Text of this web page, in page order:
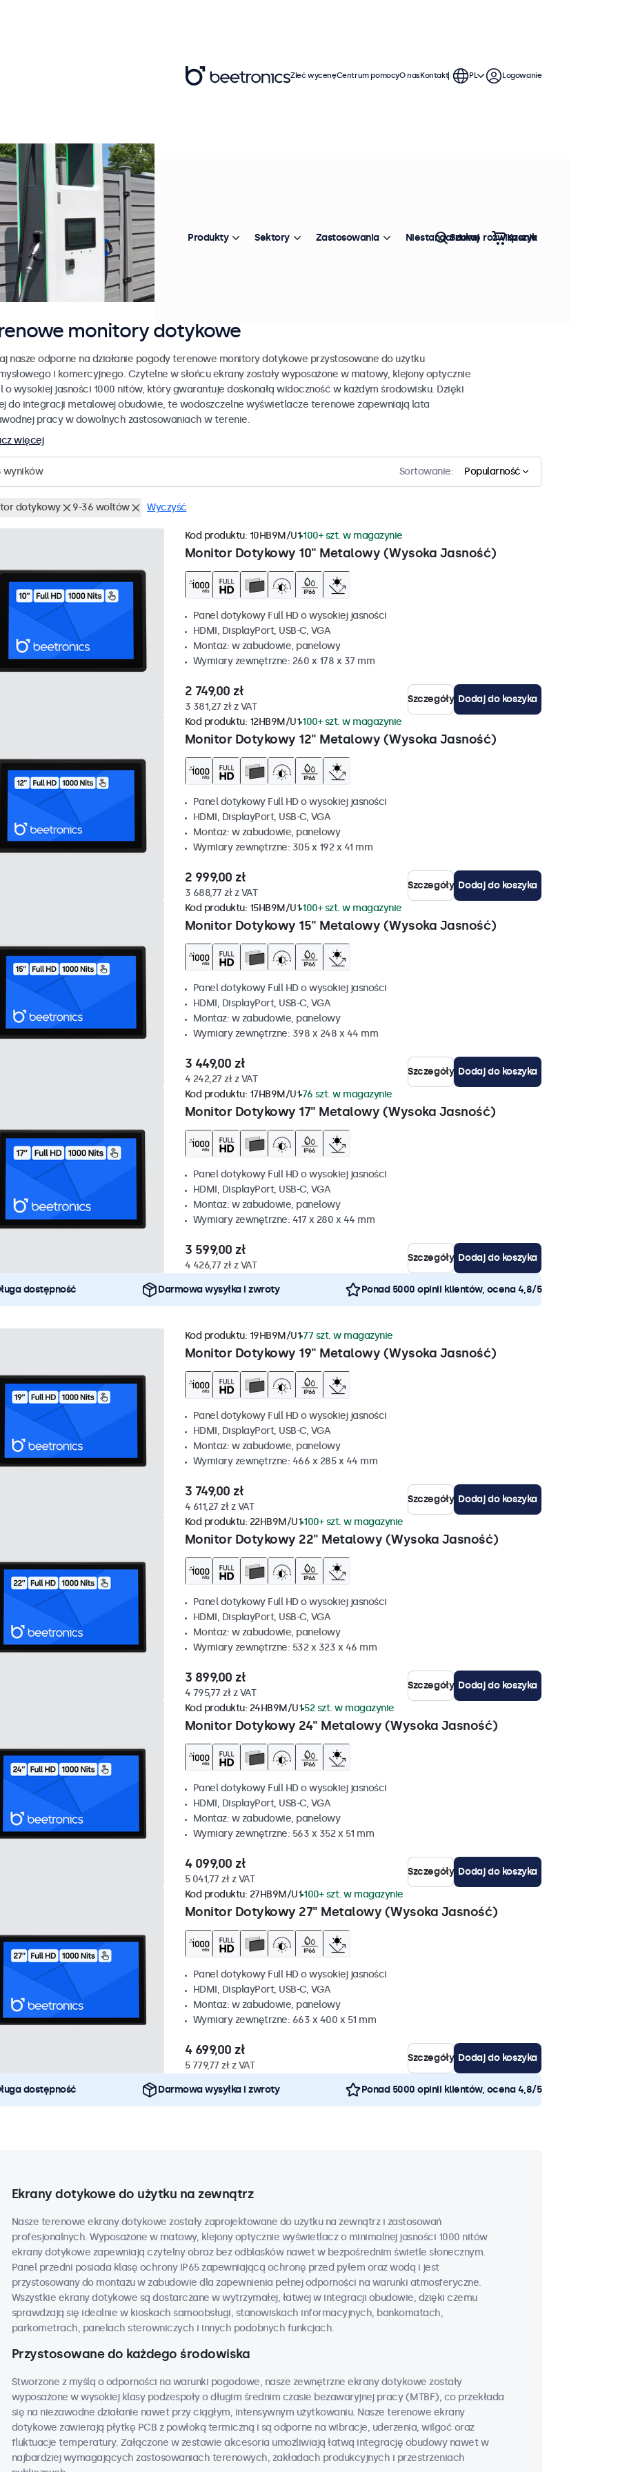
monitory dotykowe
nasze odporne na działanie pogody terenowe monitory dotykowe przystosowane do użytku
i komercyjnego. Czytelne w słońcu ekrany zostały wyposażone w matowy, klejony optycznie
o wysokiej jasności 1000 nitów, który gwarantuje doskonałą widoczność w każdym środowisku. Dzięki
do integracji metalowej obudowie, te wodoszczelne wyświetlacze terenowe zapewniają lata
pracy w dowolnych zastosowaniach w terenie.
więcej
wyników Sortowanie: Popularność
dotykowy 9-36 woltów Wyczyść
Monitor Dotykowy 10" Metalowy (Wysoka Jasność)
Kod produktu: 10HB9M/U1 100+ szt. w magazynie
Panel dotykowy Full HD o wysokiej jasności
HDMI, DisplayPort, USB-C, VGA
Montaz: w zabudowie, panelowy
Wymiary zewnętrzne: 260 x 178 x 37 mm
2 749,00 zł
3 381,27 zł z VAT
Szczegóły Dodaj do koszyka
Monitor Dotykowy 12" Metalowy (Wysoka Jasność)
Kod produktu: 12HB9M/U1 100+ szt. w magazynie
Panel dotykowy Full HD o wysokiej jasności
HDMI, DisplayPort, USB-C, VGA
Montaz: w zabudowie, panelowy
Wymiary zewnętrzne: 305 x 192 x 41 mm
2 999,00 zł
3 688,77 zł z VAT
Szczegóły Dodaj do koszyka
Monitor Dotykowy 15" Metalowy (Wysoka Jasność)
Kod produktu: 15HB9M/U1 100+ szt. w magazynie
Panel dotykowy Full HD o wysokiej jasności
HDMI, DisplayPort, USB-C, VGA
Montaz: w zabudowie, panelowy
Wymiary zewnętrzne: 398 x 248 x 44 mm
3 449,00 zł
4 242,27 zł z VAT
Szczegóły Dodaj do koszyka
Monitor Dotykowy 17" Metalowy (Wysoka Jasność)
Kod produktu: 17HB9M/U176 szt. w magazynie
Panel dotykowy Full HD o wysokiej jasności
HDMI, DisplayPort, USB-C, VGA
Montaz: w zabudowie, panelowy
Wymiary zewnętrzne: 417 x 280 x 44 mm
3 599,00 zł
4 426,77 zł z VAT
Szczegóły Dodaj do koszyka
dostępność Darmowa wysyłka i zwroty Ponad 5000 opinii klientów, ocena 4,8/5
Monitor Dotykowy 19" Metalowy (Wysoka Jasność)
Kod produktu: 19HB9M/U177 szt. w magazynie
Panel dotykowy Full HD o wysokiej jasności
HDMI, DisplayPort, USB-C, VGA
Montaz: w zabudowie, panelowy
Wymiary zewnętrzne: 466 x 285 x 44 mm
3 749,00 zł
4 611,27 zł z VAT
Szczegóły Dodaj do koszyka
Monitor Dotykowy 22" Metalowy (Wysoka Jasność)
Kod produktu: 22HB9M/U1 100+ szt. w magazynie
Panel dotykowy Full HD o wysokiej jasności
HDMI, DisplayPort, USB-C, VGA
Montaz: w zabudowie, panelowy
Wymiary zewnętrzne: 532 x 323 x 46 mm
3 899,00 zł
4 795,77 zł z VAT
Szczegóły Dodaj do koszyka
Monitor Dotykowy 24" Metalowy (Wysoka Jasność)
Kod produktu: 24HB9M/U1 52 szt. w magazynie
Panel dotykowy Full HD o wysokiej jasności
HDMI, DisplayPort, USB-C, VGA
Montaz: w zabudowie, panelowy
Wymiary zewnętrzne: 563 x 352 x 51 mm
4 099,00 zł
5 041,77 zł z VAT
Szczegóły Dodaj do koszyka
Monitor Dotykowy 27" Metalowy (Wysoka Jasność)
Kod produktu: 27HB9M/U1 100+ szt. w magazynie
Panel dotykowy Full HD o wysokiej jasności
HDMI, DisplayPort, USB-C, VGA
Montaz: w zabudowie, panelowy
Wymiary zewnętrzne: 663 x 400 x 51 mm
4 699,00 zł
5 779,77 zł z VAT
Szczegóły Dodaj do koszyka
dostępność Darmowa wysyłka i zwroty Ponad 5000 opinii klientów, ocena 4,8/5
Ekrany dotykowe do użytku na zewnątrz
Nasze terenowe ekrany dotykowe zostały zaprojektowane do użytku na zewnątrz i zastosowań
profesjonalnych. Wyposażone w matowy, klejony optycznie wyświetlacz o minimalnej jasności 1000 nitów
ekrany dotykowe zapewniają czytelny obraz bez odblasków nawet w bezpośrednim świetle słonecznym.
Panel przedni posiada klasę ochrony IP65 zapewniającą ochronę przed pyłem oraz wodą i jest
przystosowany do montażu w zabudowie dla zapewnienia pełnej odporności na warunki atmosferyczne.
Wszystkie ekrany dotykowe są dostarczane w wytrzymałej, łatwej w integracji obudowie, dzięki czemu
sprawdzają się idealnie w kioskach samoobsługi, stanowiskach informacyjnych, bankomatach,
parkometrach, panelach sterowniczych i innych podobnych funkcjach.
Przystosowane do każdego środowiska
Stworzone z myślą o odporności na warunki pogodowe, nasze zewnętrzne ekrany dotykowe zostały
wyposażone w wysokiej klasy podzespoły o długim średnim czasie bezawaryjnej pracy (MTBF), co przekłada
się na niezawodne działanie nawet przy ciągłym, intensywnym użytkowaniu. Nasze terenowe ekrany
dotykowe zawierają płytkę PCB z powłoką termiczną i są odporne na wibracje, uderzenia, wilgoć oraz
fluktuacje temperatury. Załączone w zestawie akcesoria umożliwiają łatwą integrację obudowy nawet w
najbardziej wymagających zastosowaniach terenowych, zakładach produkcyjnych i przestrzeniach
Zleć wycenęCentrum pomocyO nasKontakt PL Logowanie
Produkty Sektory Zastosowania Niestandardowe rozwiązania
Szukaj Koszyk